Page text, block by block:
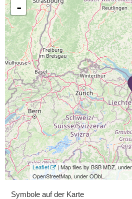
-
Leaflet
| Map tiles by BSB MDZ,
OpenStreetMap, under ODbL.
Symbole auf der Karte